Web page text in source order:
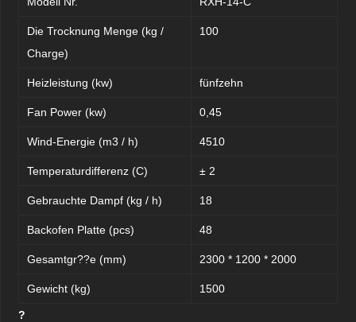
Die Trocknung Menge (kg /
Charge)
100
Heizleistung (kw) fünfzehn
Fan Power (kw) 0,45
Wind-Energie (m3 / h) 4510
Temperaturdifferenz (C) ± 2
Gebrauchte Dampf (kg / h) 18
Backofen Platte (pcs) 48
Gesamtgr??e (mm) 2300 * 1200 * 2000
Gewicht (kg) 1500
?